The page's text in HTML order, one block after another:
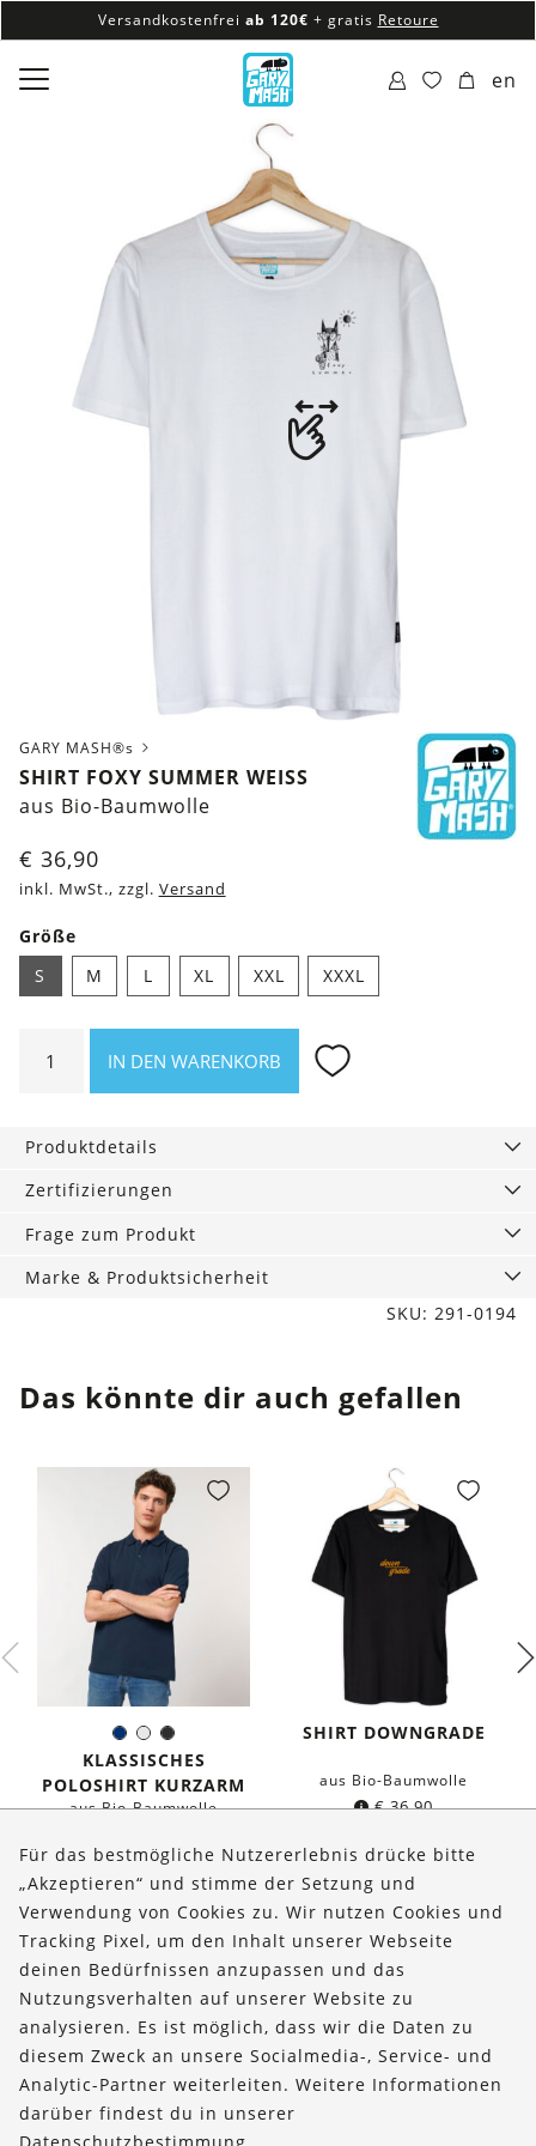
Versandkostenfrei ab 120€ + gratis Retoure
100% veganes & fair produziertes Sortiment
Versandkostenfrei ab 120€
en
GARY MASH®s
SHIRT FOXY SUMMER WEISS
aus Bio-Baumwolle
€ 36,90
inkl. MwSt., zzgl. Versand
Größe
S
M L XL XXL XXXL
Foxy
Summer
Menge
IN DEN WARENKORB
Produktdetails
Zertifizierungen
Frage zum Produkt
Marke & Produktsicherheit
SKU: 291-0194
Das könnte dir auch gefallen
Dunkelblau
WeißSchwarz
Farbe:
KLASSISCHES
POLOSHIRT KURZARM
aus Bio-Baumwolle
SHIRT DOWNGRADE
aus Bio-Baumwolle
€36,90
Über uns
Bestellungen
Kontakt & Hilfe
FOLLOW US
Für das bestmögliche Nutzererlebnis drücke bitte
„Akzeptieren“ und stimme der Setzung und
Verwendung von Cookies zu. Wir nutzen Cookies und
Tracking Pixel, um den Inhalt unserer Webseite
deinen Bedürfnissen anzupassen und das
Nutzungsverhalten auf unserer Website zu
analysieren. Es ist möglich, dass wir die Daten zu
diesem Zweck an unsere Socialmedia-, Service- und
Analytic-Partner weiterleiten. Weitere Informationen
darüber findest du in unserer